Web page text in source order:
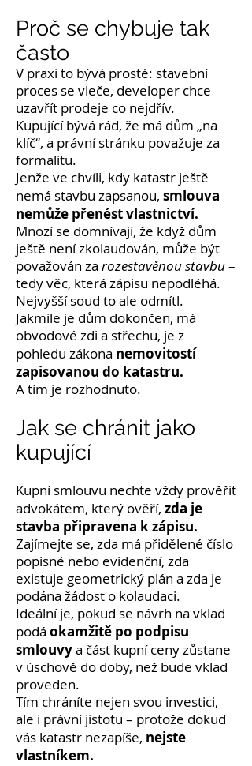
Proč se chybuje tak
často
V praxi to bývá prosté: stavební
proces se vleče, developer chce
uzavřít prodeje co nejdřív.
Kupující bývá rád, že má dům „na
klíč“, a právní stránku považuje za
formalitu.
Jenže ve chvíli, kdy katastr ještě
nemá stavbu zapsanou, smlouva
nemůže přenést vlastnictví.
Mnozí se domnívají, že když dům
ještě není zkolaudován, může být
považován za rozestavěnou stavbu–
tedy věc, která zápisu nepodléhá.
Nejvyšší soud to ale odmítl.
Jakmile je dům dokončen, má
obvodové zdi a střechu, je z
pohledu zákona nemovitostí
zapisovanou do katastru.
A tím je rozhodnuto.
Jak se chránit jako
kupující
Kupní smlouvu nechte vždy prověřit
advokátem, který ověří, zda je
stavba připravena k zápisu.
Zajímejte se, zda má přidělené číslo
popisné nebo evidenční, zda
existuje geometrický plán a zda je
podána žádost o kolaudaci.
Ideální je, pokud se návrh na vklad
podá okamžitě po podpisu
smlouvya část kupní ceny zůstane
v úschově do doby, než bude vklad
proveden.
Tím chráníte nejen svou investici,
ale i právní jistotu – protože dokud
vás katastr nezapíše, nejste
vlastníkem.